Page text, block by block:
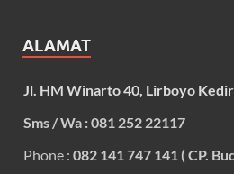
ALAMAT
Jl. HM Winarto 40, Lirboyo
Sms / Wa : 081 252 22117
Phone : 082 141 747 141 ( CP.